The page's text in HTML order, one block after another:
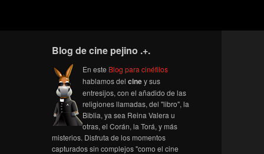
Blog de cine pejino .+.
En este Blog para cinéfilos
hablamos del ciney sus
entresijos, con el añadido de las
religiones llamadas, del "libro", la
Biblia, ya sea Reina Valera u
otras, el Corán, la Torá, y más
misterios. Disfruta de los momentos
capturados sin complejos "como el cine